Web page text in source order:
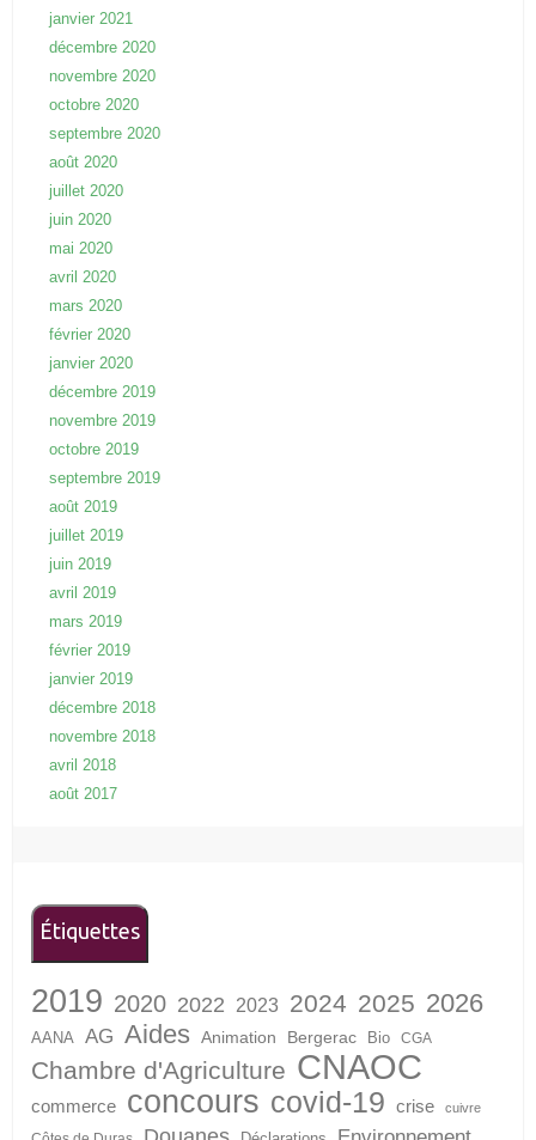
janvier 2021
décembre 2020
novembre 2020
octobre 2020
septembre 2020
août 2020
juillet 2020
juin 2020
mai 2020
avril 2020
mars 2020
février 2020
janvier 2020
décembre 2019
novembre 2019
octobre 2019
septembre 2019
août 2019
juillet 2019
juin 2019
avril 2019
mars 2019
février 2019
janvier 2019
décembre 2018
novembre 2018
avril 2018
août 2017
Étiquettes
2019 2020 2022 2023 2024 2025 2026
AANA AG Aides Animation Bergerac Bio CGA
Chambre d'Agriculture CNAOC
commerce concours covid-19 crise cuivre